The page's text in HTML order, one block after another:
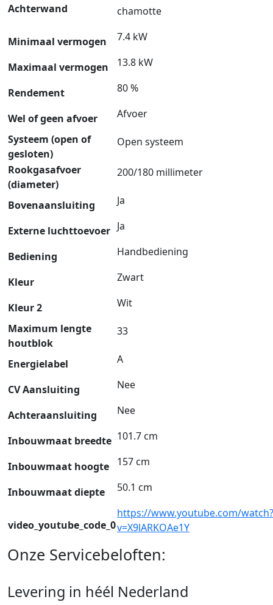
Achterwand
chamotte
Minimaal vermogen 7.4 kW
Maximaal vermogen 13.8 kW
Rendement 80 %
Wel of geen afvoer
Afvoer
Systeem (open of
gesloten)
Open systeem
Rookgasafvoer
(diameter)
200/180 millimeter
Bovenaansluiting Ja
Externe luchttoevoer Ja
Bediening Handbediening
Kleur Zwart
Kleur 2
Wit
Maximum lengte
houtblok
33
Energielabel A
CV Aansluiting Nee
Achteraansluiting Nee
Inbouwmaat breedte 101.7 cm
Inbouwmaat hoogte 157 cm
Inbouwmaat diepte 50.1 cm
video_youtube_code_0
https://www.youtube.com/watch?
v=X9lARKOAe1Y
Onze Servicebeloften:
Levering in héél Nederland